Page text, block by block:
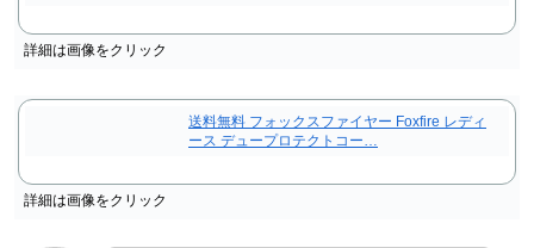
詳細は画像をクリック
送料無料 フォックスファイヤー Foxfire レディ
ース デュープロテクトコー…
詳細は画像をクリック